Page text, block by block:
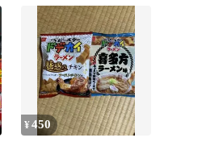
わせ
¥450